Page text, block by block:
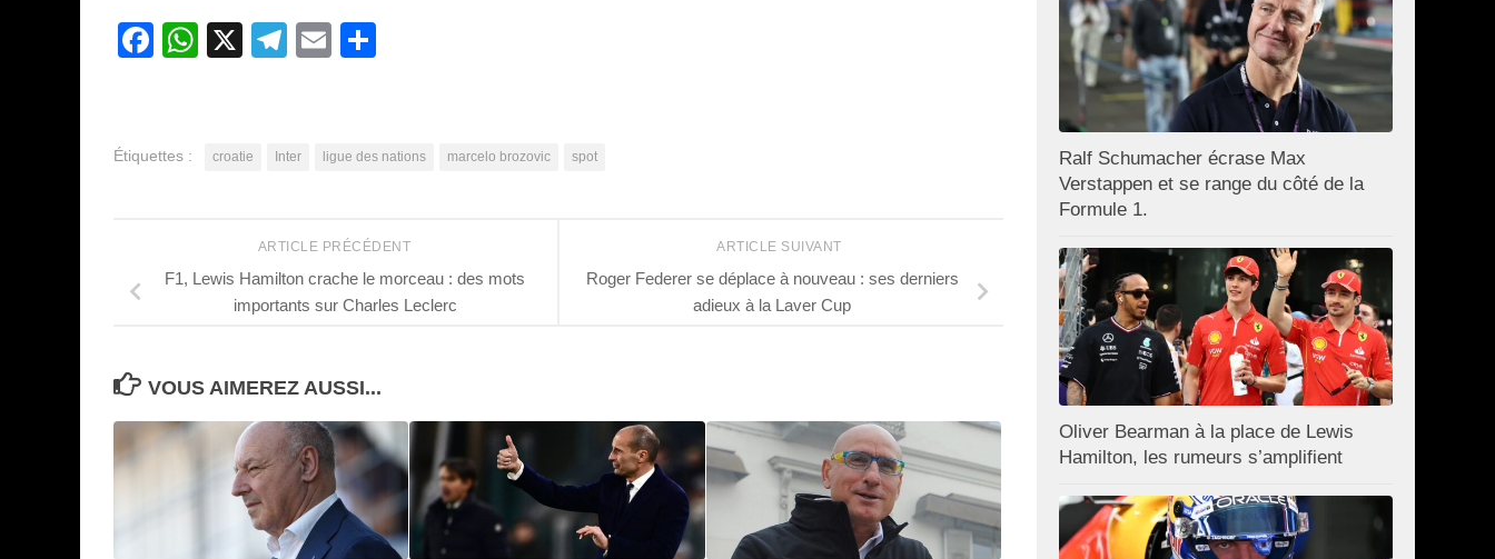
Facebook
WhatsApp
X Telegram
Email
Étiquettes : croatie Inter ligue des nations marcelo brozovic spot
ARTICLE SUIVANT
Roger Federer se déplace à nouveau : ses derniers
adieux à la Laver Cup
ARTICLE PRÉCÉDENT
F1, Lewis Hamilton crache le morceau : des mots
importants sur Charles Leclerc
VOUS AIMEREZ AUSSI...
Ralf Schumacher écrase Max
Verstappen et se range du côté de la
Formule 1.
Oliver Bearman à la place de Lewis
Hamilton, les rumeurs s’amplifient